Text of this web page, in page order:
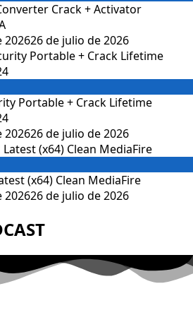
Crack + Activator
202626 de julio de 2026
Portable + Crack Lifetime
202626 de julio de 2026
(x64) Clean MediaFire
202626 de julio de 2026